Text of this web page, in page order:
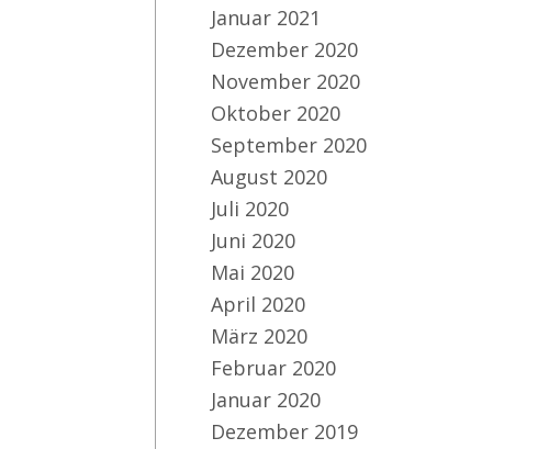
Januar 2021
Dezember 2020
November 2020
Oktober 2020
September 2020
August 2020
Juli 2020
Juni 2020
Mai 2020
April 2020
März 2020
Februar 2020
Januar 2020
Dezember 2019